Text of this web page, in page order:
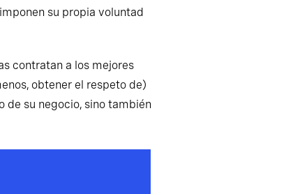
su propia voluntad
contratan a los mejores
obtener el respeto de)
de su negocio, sino también